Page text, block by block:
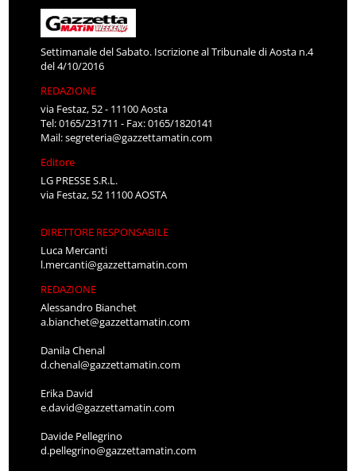
Settimanale del Sabato. Iscrizione al Tribunale di Aosta n.4
del 4/10/2016
REDAZIONE
via Festaz, 52 - 11100 Aosta
Tel: 0165/231711 - Fax: 0165/1820141
Mail:segreteria@gazzettamatin.com
Editore
LG PRESSE S.R.L.
via Festaz, 52 11100 AOSTA
DIRETTORE RESPONSABILE
Luca Mercanti
l.mercanti@gazzettamatin.com
REDAZIONE
Alessandro Bianchet
a.bianchet@gazzettamatin.com
Danila Chenal
d.chenal@gazzettamatin.com
Erika David
e.david@gazzettamatin.com
Davide Pellegrino
d.pellegrino@gazzettamatin.com